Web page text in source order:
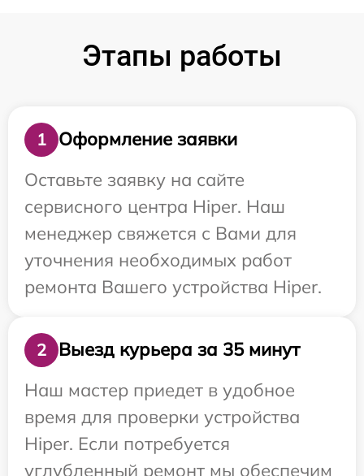
Этапы работы
1
Оформление заявки
Оставьте заявку на сайте
сервисного центра Hiper. Наш
менеджер свяжется с Вами для
уточнения необходимых работ
ремонта Вашего устройства Hiper.
2
Выезд курьера за 35 минут
Наш мастер приедет в удобное
время для проверки устройства
Hiper. Если потребуется
углубленный ремонт мы обеспечим